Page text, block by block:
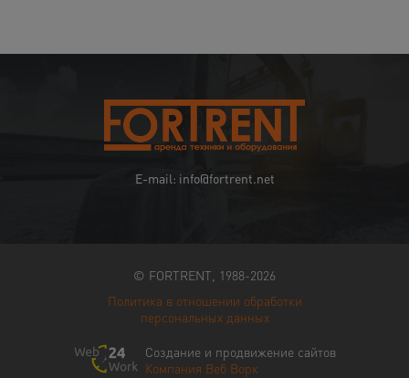
E-mail: info@fortrent.net
© FORTRENT, 1988-2026
Политика в отношении обработки
персональных данных
Создание и продвижение сайтов
Компания Веб Ворк